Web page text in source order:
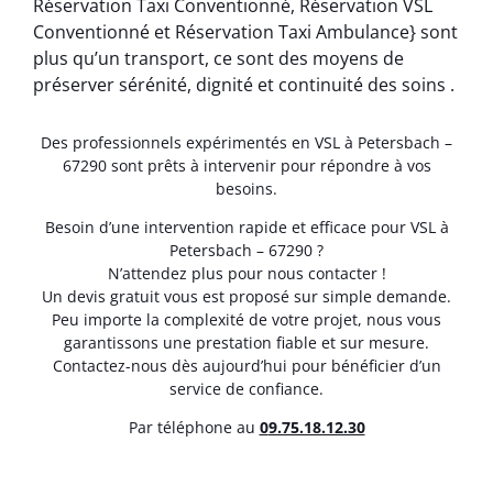
Réservation Taxi Conventionné, Réservation VSL
Conventionné et Réservation Taxi Ambulance} sont
plus qu’un transport, ce sont des moyens de
préserver sérénité, dignité et continuité des soins .
Des professionnels expérimentés en VSL à Petersbach –
67290 sont prêts à intervenir pour répondre à vos
besoins.
Besoin d’une intervention rapide et efficace pour VSL à
Petersbach – 67290 ?
N’attendez plus pour nous contacter !
Un devis gratuit vous est proposé sur simple demande.
Peu importe la complexité de votre projet, nous vous
garantissons une prestation fiable et sur mesure.
Contactez-nous dès aujourd’hui pour bénéficier d’un
service de confiance.
Par téléphone au 09.75.18.12.30